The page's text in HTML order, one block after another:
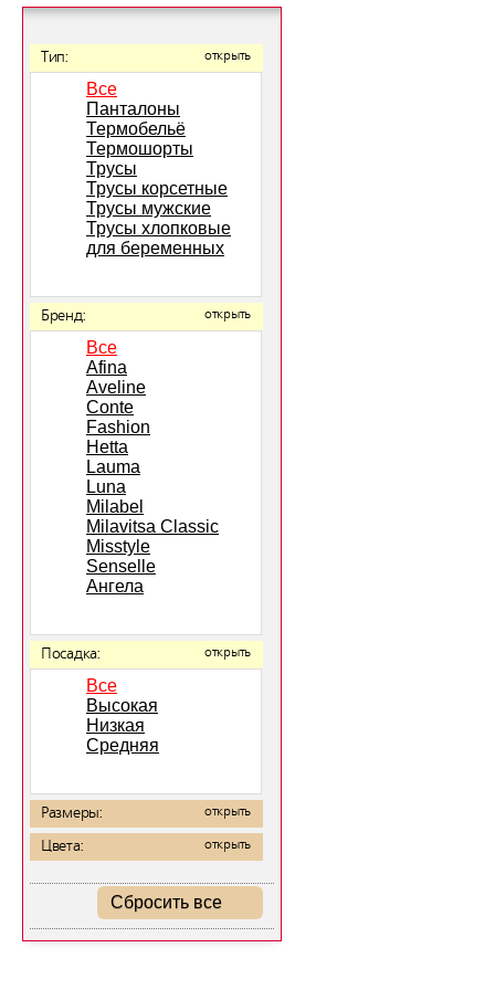
Тип: открыть
Все
Панталоны
Термобельё
Термошорты
Трусы
Трусы корсетные
Трусы мужские
Трусы хлопковые
для беременных
Бренд: открыть
Все
Afina
Aveline
Conte
Fashion
Hetta
Lauma
Luna
Milabel
Milavitsa Classic
Misstyle
Senselle
Ангела
Посадка: открыть
Все
Высокая
Низкая
Средняя
Размеры: открыть
Цвета: открыть
Сбросить все